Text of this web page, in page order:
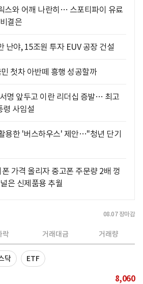
스와 어깨 나란히… 스포티파이 유료
결은
난야, 15조원 투자 EUV 공장 건설
첫차 아반떼 흥행 성공할까
명 앞두고 이란 리더십 증발… 최고
령 사임설
용한 '버스하우스' 제안…"청년 단기
가격 올리자 중고폰 주문량 2배 껑
은 신제품용 추월
08.07 장마감
락 거래대금 거래량
닥 ETF
8,060